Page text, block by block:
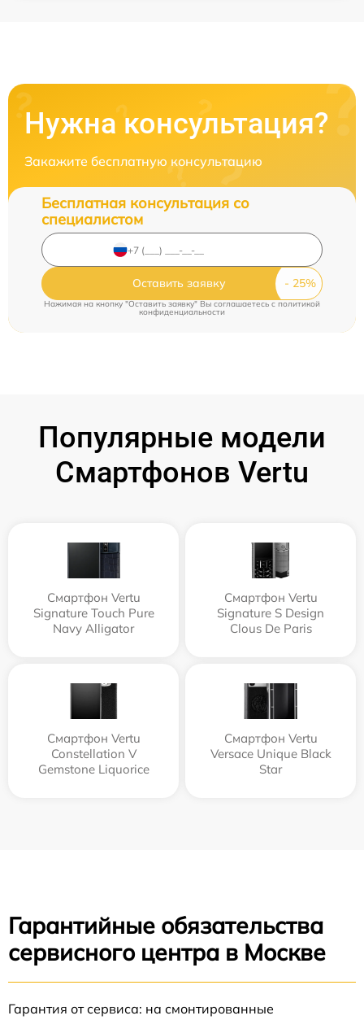
Нужна консультация?
Закажите бесплатную консультацию
Бесплатная консультация со
специалистом
Оставить заявку
Нажимая на кнопку "Оставить заявку" Вы соглашаетесь cполитикой
конфиденциальности
Популярные модели
Смартфонов Vertu
Смартфон Vertu
Signature Touch Pure
Navy Alligator
Смартфон Vertu
Signature S Design
Clous De Paris
Смартфон Vertu
Constellation V
Gemstone Liquorice
Смартфон Vertu
Versace Unique Black
Star
Гарантийные обязательства
сервисного центра в Москве
Гарантия от сервиса: на смонтированные